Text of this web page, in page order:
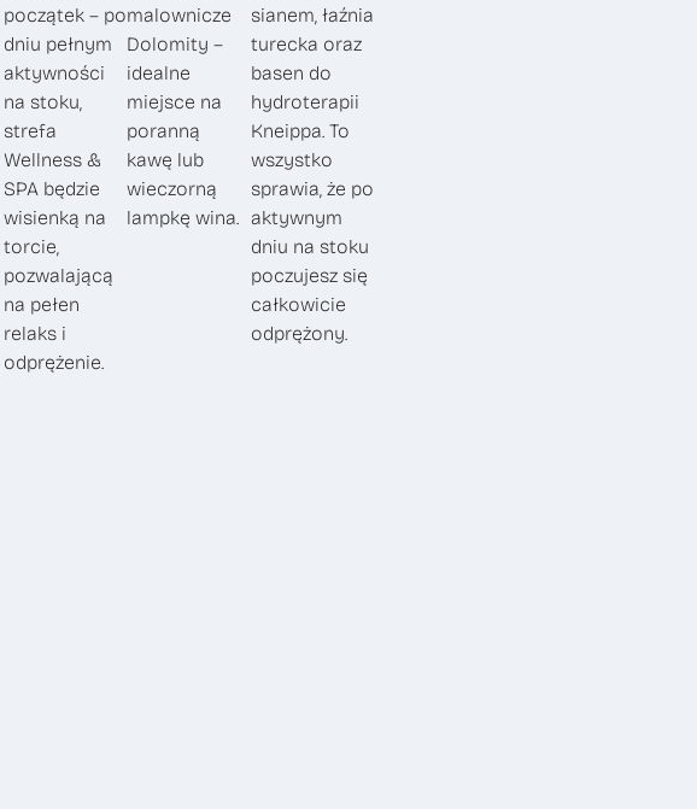
początek – po
dniu pełnym
aktywności
na stoku,
strefa
Wellness &
SPA będzie
wisienką na
torcie,
pozwalającą
na pełen
relaks i
odprężenie.
malownicze
Dolomity –
idealne
miejsce na
poranną
kawę lub
wieczorną
lampkę wina.
sianem, łaźnia
turecka oraz
basen do
hydroterapii
Kneippa. To
wszystko
sprawia, że po
aktywnym
dniu na stoku
poczujesz się
całkowicie
odprężony.